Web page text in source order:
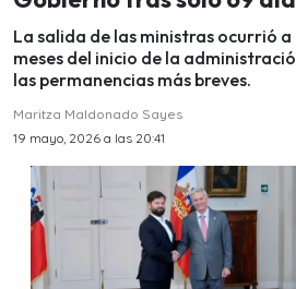
La salida de las ministras ocurrió a
meses del inicio de la
las permanencias más breves.
Maritza Maldonado Sayes
19 mayo, 2026 a las 20:41